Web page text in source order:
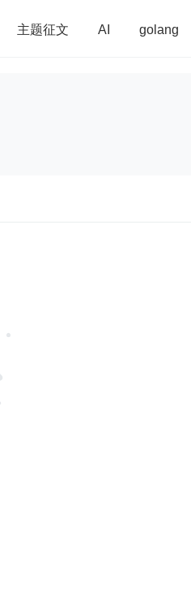
主题征文 AI golang